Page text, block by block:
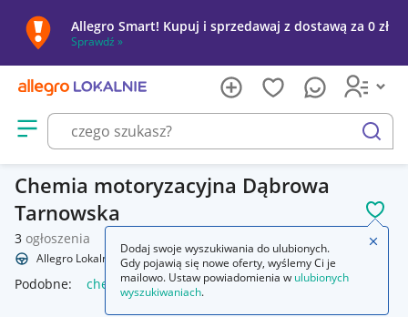
Allegro Smart! Kupuj i sprzedawaj z dostawą za 0 zł
Sprawdź »
Otwórz menu z kategoriami
szukaj
Chemia motoryzacyjna Dąbrowa
Tarnowska
3 ogłoszenia
Allegro Lokalnie Motoryzacja Chemia
Podobne: chemia chemia do basenu chemia basenowa
Dodaj swoje wyszukiwania do ulubionych.
Gdy pojawią się nowe oferty, wyślemy Ci je
mailowo. Ustaw powiadomienia w ulubionych
wyszukiwaniach.